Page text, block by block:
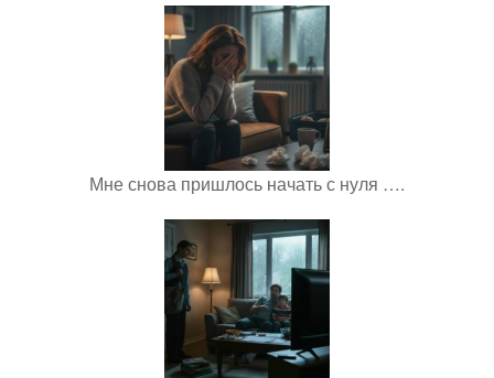
Мне снова пришлось начать с нуля ….